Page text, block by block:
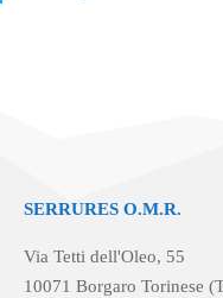
SERRURES O.M.R.
Via Tetti dell'Oleo, 55
10071 Borgaro Torinese